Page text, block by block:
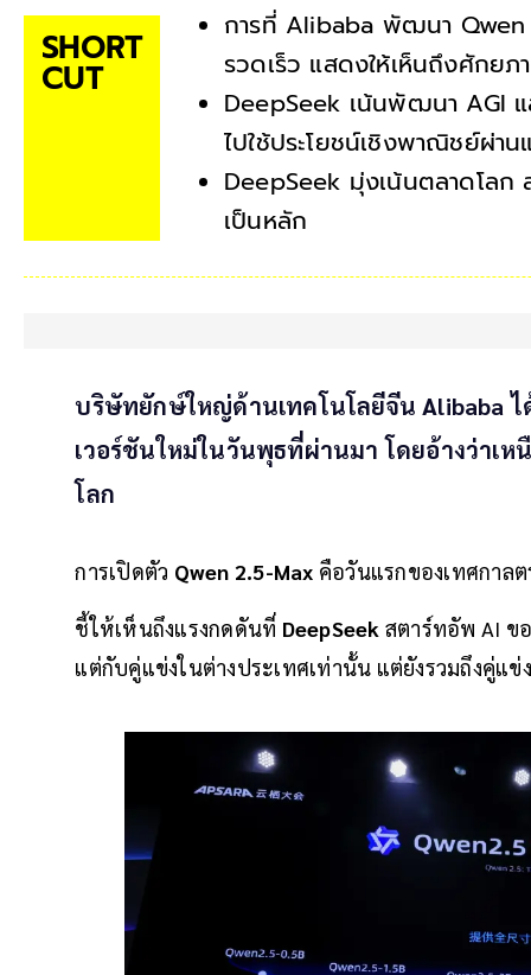
SHORT
CUT
การที่ Alibaba พัฒนา Qwen
รวดเร็ว แสดงให้เห็นถึงศักย
DeepSeek เน้นพัฒนา AGI แ
ไปใช้ประโยชน์เชิงพาณิชย์ผ่า
DeepSeek มุ่งเน้นตลาดโล
เป็นหลัก
บริษัทยักษ์ใหญ่ด้านเทคโนโลยีจีน Alibaba
เวอร์ชันใหม่ในวันพุธที่ผ่านมา โดยอ้างว่าเห
โลก
การเปิดตัว Qwen 2.5-Max คือวันแรกของเทศกา
ชี้ให้เห็นถึงแรงกดดันที่ DeepSeek สตาร์ทอัพ AI ข
แต่กับคู่แข่งในต่างประเทศเท่านั้น แต่ยังรวมถึงคู่แข่